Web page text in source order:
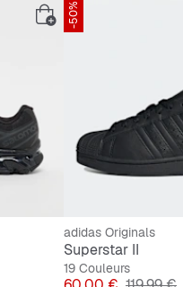
-50%
adidas Originals
Superstar II
19 Couleurs